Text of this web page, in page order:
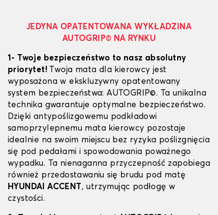
JEDYNA OPATENTOWANA WYKŁADZINA
AUTOGRIP© NA RYNKU
1- Twoje bezpieczeństwo to nasz absolutny
priorytet! Twoja mata dla kierowcy jest
wyposażona w ekskluzywny opatentowany
system bezpieczeństwa: AUTOGRIP©. Ta unikalna
technika gwarantuje optymalne bezpieczeństwo.
Dzięki antypoślizgowemu podkładowi
samoprzylepnemu mata kierowcy pozostaje
idealnie na swoim miejscu bez ryzyka poślizgnięcia
się pod pedałami i spowodowania poważnego
wypadku. Ta nienaganna przyczepność zapobiega
również przedostawaniu się brudu pod matę
HYUNDAI ACCENT , utrzymując podłogę w
czystości.